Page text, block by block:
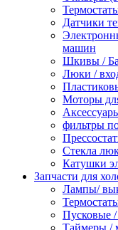
Датчики
машин
Шкивы /
Люки /
Моторы
фильтры
Стекла
Катушки
Запчасти для
Лампы/
Пусковые /